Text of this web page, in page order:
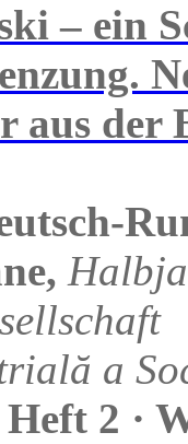
– ein
aus der
a
2 ·